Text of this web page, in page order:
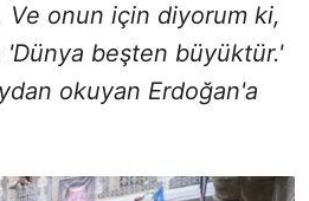
Ve onun için diyorum ki,
beşten büyüktür.'
okuyan Erdoğan'a